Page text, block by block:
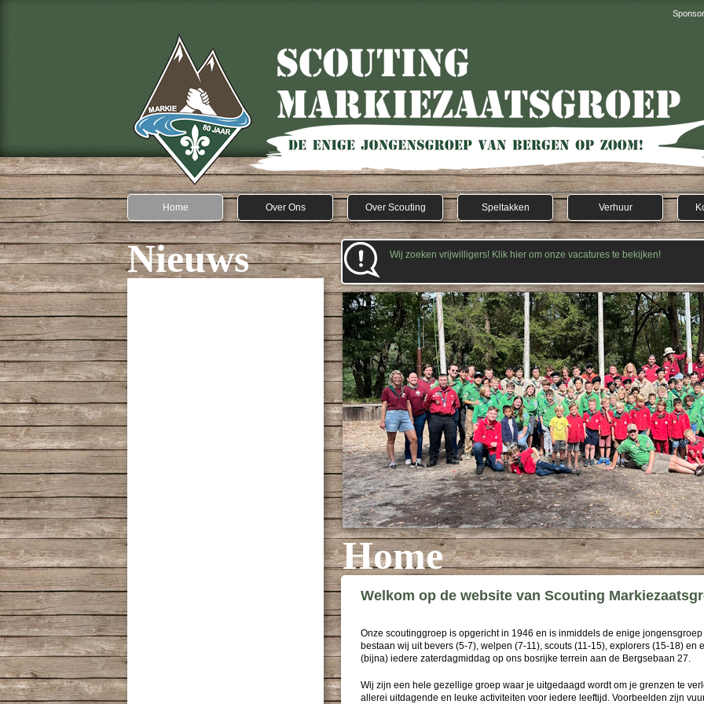
Home Over Ons Over Scouting Speltakken Verhuur
Nieuws Wij zoeken vrijwilligers! Klik hier om onze vacatures te bekijken!
Home
Welkom op de website van Scouting
Onze scoutinggroep is opgericht in 1946 en is inmiddels de enige jongensgroep
bestaan wij uit bevers (5-7), welpen (7-11), scouts (11-15), explorers (15-18) en
(bijna) iedere zaterdagmiddag op ons bosrijke terrein aan de Bergsebaan 27.
Wij zijn een hele gezellige groep waar je uitgedaagd wordt om je grenzen te
allerei uitdagende en leuke activiteiten voor iedere leeftijd. Voorbeelden zijn